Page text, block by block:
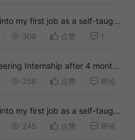
my first job as a self-taught
308 点赞 1
Internship after 4 months
256 点赞 评论
my first job as a self-taught
245 点赞 评论